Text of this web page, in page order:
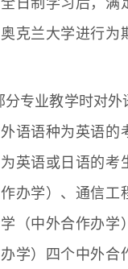
克兰大学进行为
分专业教学时对外
语语种为英语的
英语或日语的考
办学）、通信工
（中外合作办学
学）四个中外合